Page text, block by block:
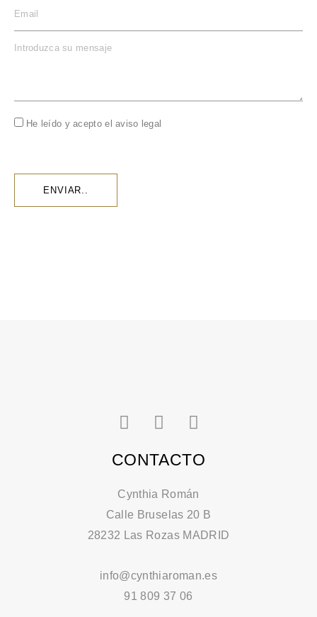
He leído y acepto elaviso legal
ENVIAR..
I
s
a
g
r
a
L
n
e
d
i
n
i
n
P
n
e
r
e
s
-
CONTACTO
Cynthia Román
Calle Bruselas 20 B
28232 Las Rozas MADRID
info@cynthiaroman.es
91 809 37 06